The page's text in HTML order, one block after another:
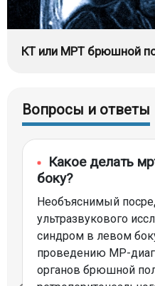
КТ или МРТ брюшной
Вопросы и ответы
Какое делать
боку?
Необъяснимый
ультразвукового
синдром в левом
проведению МР-
органов брюшной